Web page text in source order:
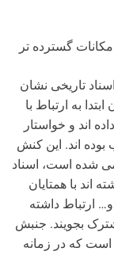
گسترده تر
تاریخی نشان
به ارتباط با
اند و خواستار
اند. این کنش
شده است، اسناد
اند با همتایان
ارتباط داشته
بجویند. جنبش
است که در زمانه